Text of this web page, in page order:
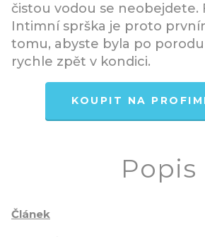
čistou vodou se neobejdete.
Intimní sprška je proto
tomu, abyste byla po porodu
rychle zpět v kondici.
KOUPIT NA
Popis
Článek